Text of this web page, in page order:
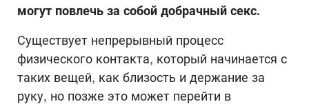
могут повлечь за собой добрачный секс.
Существует непрерывный процесс
физического контакта, который начинается с
таких вещей, как близость и держание за
руку, но позже это может перейти в